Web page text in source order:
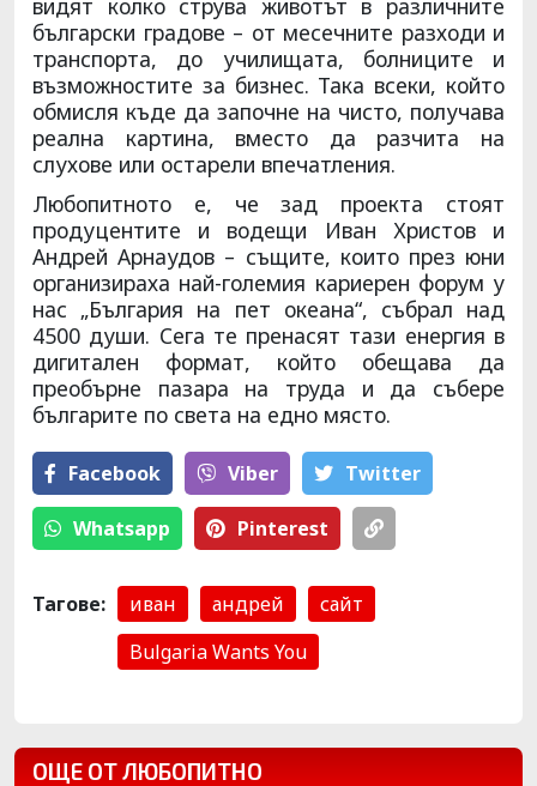
български градове – от месечните разходи и
транспорта, до училищата, болниците и
възможностите за бизнес. Така всеки, който
обмисля къде да започне на чисто, получава
реална картина, вместо да разчита на
слухове или остарели впечатления.
Любопитното е, че зад проекта стоят
продуцентите и водещи Иван Христов и
Андрей Арнаудов – същите, които през юни
организираха най-големия кариерен форум у
нас „България на пет океана“, събрал над
4500 души. Сега те пренасят тази енергия в
дигитален формат, който обещава да
преобърне пазара на труда и да събере
българите по света на едно място.
Facebook Viber Тwitter
Whatsapp Pinterest
Тагове: иван андрей
сайт
Bulgaria Wants You
ОЩЕ ОТ ЛЮБОПИТНО